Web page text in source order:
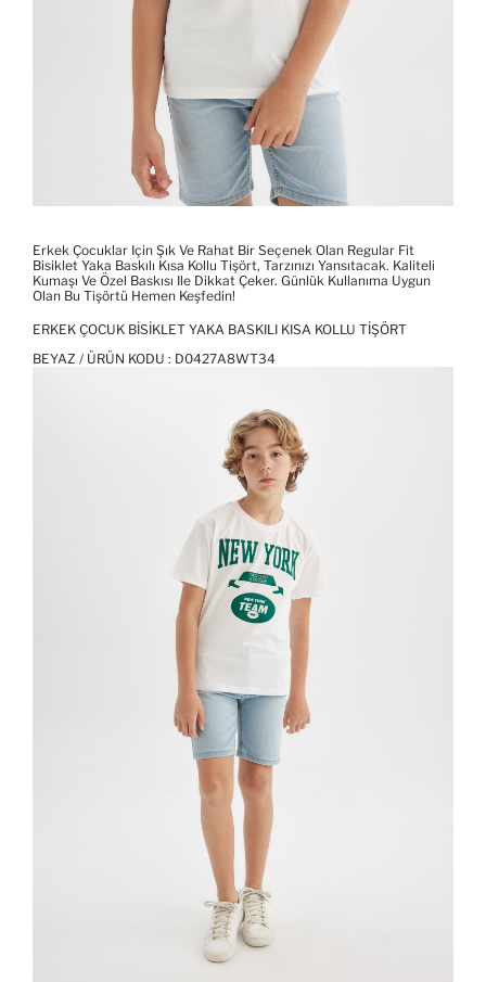
Erkek Çocuklar Için Şık Ve Rahat Bir Seçenek Olan Regular Fit
Bisiklet Yaka Baskılı Kısa Kollu Tişört, Tarzınızı Yansıtacak. Kaliteli
Kumaşı Ve Özel Baskısı Ile Dikkat Çeker. Günlük Kullanıma Uygun
Olan Bu Tişörtü Hemen Keşfedin!
ERKEK ÇOCUK BISIKLET YAKA BASKILI KISA KOLLU TIŞÖRT
BEYAZ / ÜRÜN KODU : D0427A8WT34